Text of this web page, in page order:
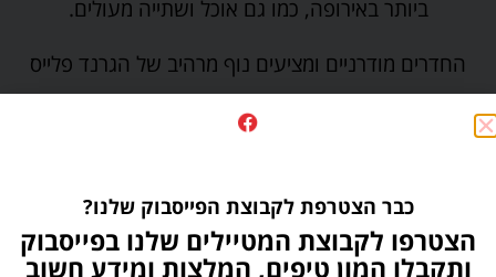
ביותר באירופה, כמו גם אוכל ושתייה מעולים.
החדרים מודרניים ומציעים נוף מרהיב של הגרנד פלייס
ללכת ברגל לגראנד פלאס, למרכז העיר ולכל המראות
תוך 5 דקות.
כבר הצטרפת לקבוצת הפייסבוק שלנו?
הצטרפו לקבוצת המטיילים שלנו בפייסבוק
ותקבלו המון טיפים, המלצות ומידע חשוב